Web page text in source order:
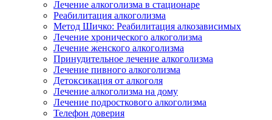
Лечение алкоголизма в стационаре
Реабилитация алкоголизма
Метод Шичко: Реабилитация алкозависимых
Лечение хронического алкоголизма
Лечение женского алкоголизма
Принудительное лечение алкоголизма
Лечение пивного алкоголизма
Детоксикация от алкоголя
Лечение алкоголизма на дому
Лечение подросткового алкоголизма
Телефон доверия